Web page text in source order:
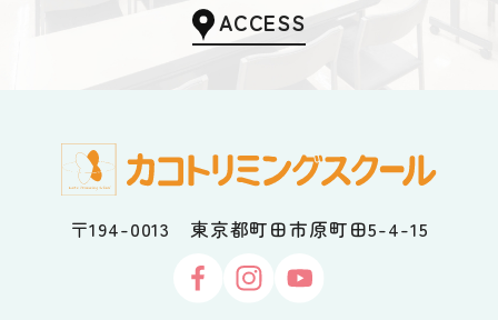
ACCESS
〒194-0013 東京都町田市原町田5-4-15